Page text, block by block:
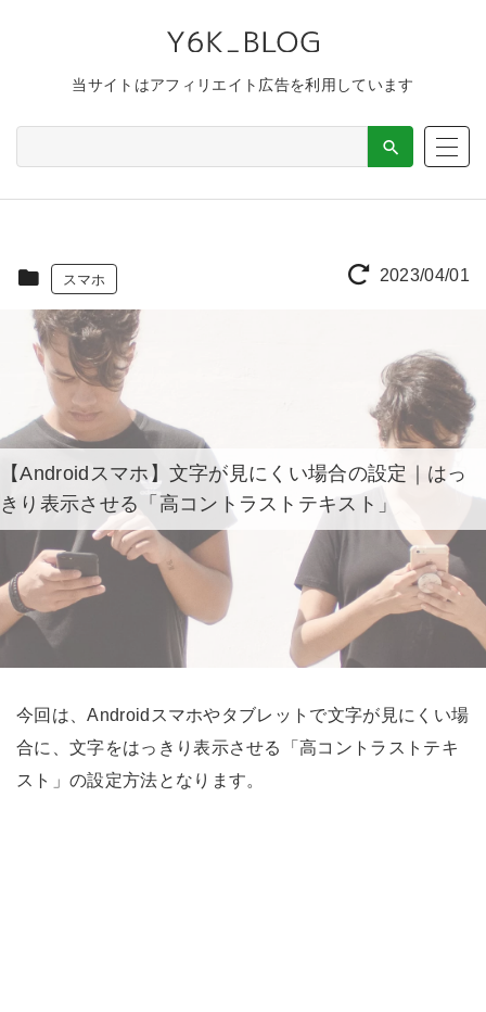
当サイトはアフィリエイト広告を利用しています
2023/04/01
スマホ
【Androidスマホ】文字が見にくい場合の設定｜はっ
きり表示させる「高コントラストテキスト」
今回は、Androidスマホやタブレットで文字が見にくい場
合に、文字をはっきり表示させる「高コントラストテキ
スト」の設定方法となります。